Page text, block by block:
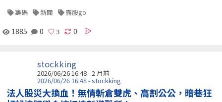
籌碼 新聞 露股go
1885 0 0
stockking
2026/06/26 16:48 - 2 月前
2026/06/26 16:48 - stockking
法人股災大換血！無情斬倉雙虎、高割公公，暗巷狂